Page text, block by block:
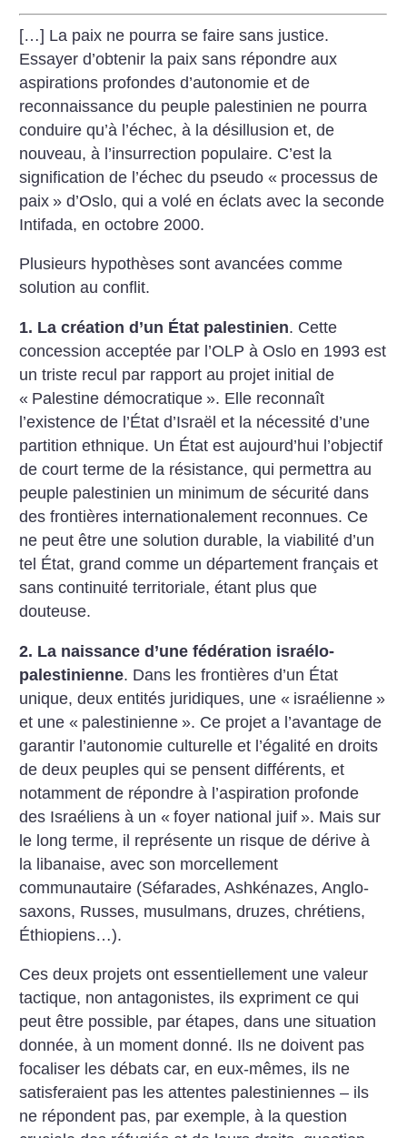
[…] La paix ne pourra se faire sans justice.
Essayer d’obtenir la paix sans répondre aux
aspirations profondes d’autonomie et de
reconnaissance du peuple palestinien ne pourra
conduire qu’à l’échec, à la désillusion et, de
nouveau, à l’insurrection populaire. C’est la
signification de l’échec du pseudo « processus de
paix » d’Oslo, qui a volé en éclats avec la seconde
Intifada, en octobre 2000.
Plusieurs hypothèses sont avancées comme
solution au conflit.
1. La création d’un État palestinien. Cette
concession acceptée par l’OLP à Oslo en 1993 est
un triste recul par rapport au projet initial de
« Palestine démocratique ». Elle reconnaît
l’existence de l’État d’Israël et la nécessité d’une
partition ethnique. Un État est aujourd’hui l’objectif
de court terme de la résistance, qui permettra au
peuple palestinien un minimum de sécurité dans
des frontières internationalement reconnues. Ce
ne peut être une solution durable, la viabilité d’un
tel État, grand comme un département français et
sans continuité territoriale, étant plus que
douteuse.
2. La naissance d’une fédération israélo-
palestinienne. Dans les frontières d’un État
unique, deux entités juridiques, une « israélienne »
et une « palestinienne ». Ce projet a l’avantage de
garantir l’autonomie culturelle et l’égalité en droits
de deux peuples qui se pensent différents, et
notamment de répondre à l’aspiration profonde
des Israéliens à un « foyer national juif ». Mais sur
le long terme, il représente un risque de dérive à
la libanaise, avec son morcellement
communautaire (Séfarades, Ashkénazes, Anglo-
saxons, Russes, musulmans, druzes, chrétiens,
Éthiopiens…).
Ces deux projets ont essentiellement une valeur
tactique, non antagonistes, ils expriment ce qui
peut être possible, par étapes, dans une situation
donnée, à un moment donné. Ils ne doivent pas
focaliser les débats car, en eux-mêmes, ils ne
satisferaient pas les attentes palestiniennes – ils
ne répondent pas, par exemple, à la question